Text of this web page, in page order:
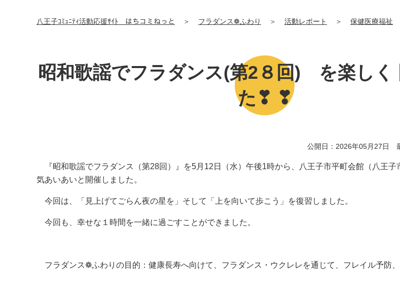
八王子ｺﾐｭﾆﾃｨ活動応援ｻｲﾄ はちコミねっと ＞ フラダンス❁ふわり ＞ 活動レポート ＞ 保健医療福祉
昭和歌謡でフラダンス(第2８回) を楽しく
た❣ ❣
公開日：2026年05月27日
『昭和歌謡でフラダンス（第28回）』を5月12日（水）午後1時から、八王子市平町会館（八王子
気あいあいと開催しました。
今回は、「見上げてごらん夜の星を」そして「上を向いて歩こう」を復習しました。
今回も、幸せな１時間を一緒に過ごすことができました。
フラダンス❁ふわりの目的：健康長寿へ向けて、フラダンス・ウクレレを通じて、フレイル予防